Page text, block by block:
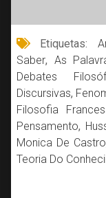
Etiquetas:
Saber, As
Debates
Discursivas,
Filosofia
Pensamento,
Monica De Castro
Teoria Do